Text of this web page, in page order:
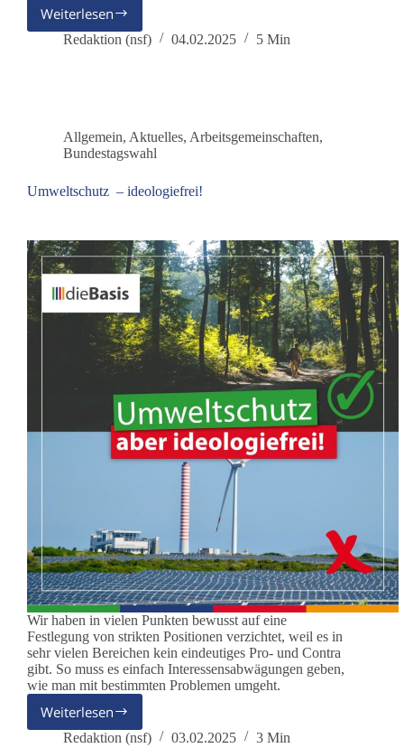
Weiterlesen
Warum
ein
Redaktion (nsf) 04.02.2025 5 Min
Allgemein, Aktuelles, Arbeitsgemeinschaften,
Bundestagswahl
Umweltschutz – ideologiefrei!
Wir haben in vielen Punkten bewusst auf eine
Festlegung von strikten Positionen verzichtet, weil es in
sehr vielen Bereichen kein eindeutiges Pro- und Contra
gibt. So muss es einfach Interessensabwägungen geben,
wie man mit bestimmten Problemen umgeht.
WeiterlesenUmweltschutz
–
Redaktion (nsf) 03.02.2025 3 Min